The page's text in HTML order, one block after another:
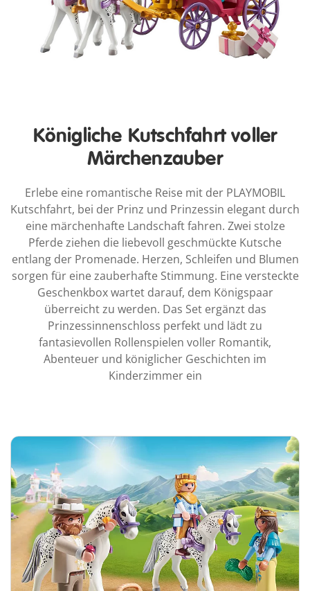
Königliche Kutschfahrt voller
Märchenzauber
Erlebe eine romantische Reise mit der PLAYMOBIL
Kutschfahrt, bei der Prinz und Prinzessin elegant durch
eine märchenhafte Landschaft fahren. Zwei stolze
Pferde ziehen die liebevoll geschmückte Kutsche
entlang der Promenade. Herzen, Schleifen und Blumen
sorgen für eine zauberhafte Stimmung. Eine versteckte
Geschenkbox wartet darauf, dem Königspaar
überreicht zu werden. Das Set ergänzt das
Prinzessinnenschloss perfekt und lädt zu
fantasievollen Rollenspielen voller Romantik,
Abenteuer und königlicher Geschichten im
Kinderzimmer ein